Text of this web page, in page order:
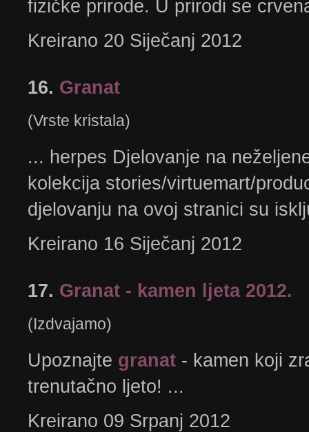
fizičke prirode. U prirodi se
Kreirano 20 Siječanj 2012
16. Granat
(Vrste kristala)
... herpes Djelovanje na
kolekcija stories/virtuemart/
djelovanju na ovoj stranici su
Kreirano 16 Siječanj 2012
17. Granat - kamen ljeta 2012.
(Izdvajamo)
Upoznajte granat - kamen koji
trenutačno ljeto! ...
Kreirano 09 Srpanj 2012